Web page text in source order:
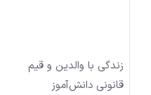
زندگی با والدین و قیم
قانونی دانش‌آموز